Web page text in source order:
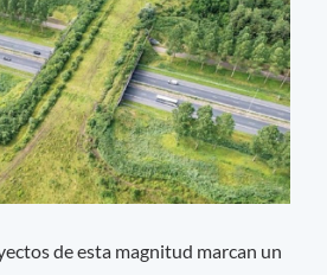
de esta magnitud marcan un